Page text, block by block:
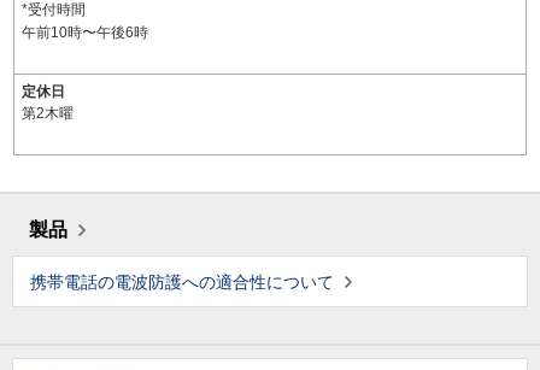
*受付時間
午前10時〜午後6時
定休日
第2木曜
製品
携帯電話の電波防護への適合性について